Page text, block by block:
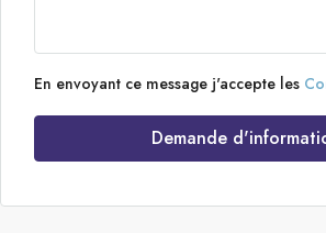
En envoyant ce message j'accepte les
Demande